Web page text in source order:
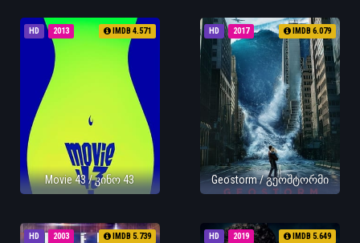
HD 2013 IMDB 4.571
Movie 43 / კინო 43
HD 2017 IMDB 6.079
Geostorm / გეოშტორმი
HD 2003 IMDB 5.739 HD 2019 IMDB 5.649